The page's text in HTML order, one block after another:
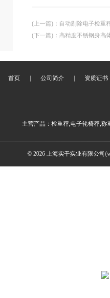
(上一篇) ： 自动剔除电子检重
(下一篇) ： 高精度不锈钢身高
首页 公司简介 资质证书
主营产品：检重秤,电子轮椅秤,
© 2026 上海实干实业有限公司